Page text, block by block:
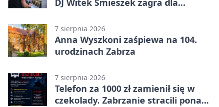
DJ Witek Śmieszek zagra dla
7 sierpnia 2026
Anna Wyszkoni zaśpiewa na 104.
urodzinach Zabrza
7 sierpnia 2026
Telefon za 1000 zł zamienił się w
czekolady. Zabrzanie stracili ponad